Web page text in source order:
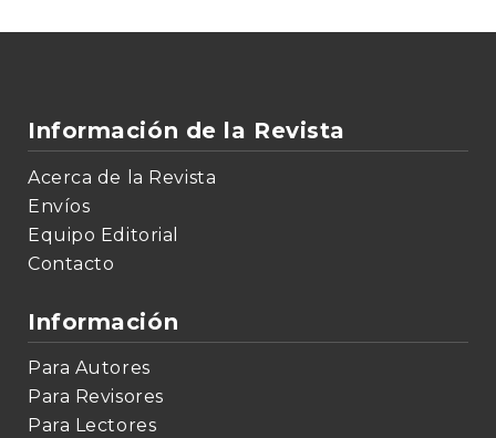
Información de la Revista
Acerca de la Revista
Envíos
Equipo Editorial
Contacto
Información
Para Autores
Para Revisores
Para Lectores